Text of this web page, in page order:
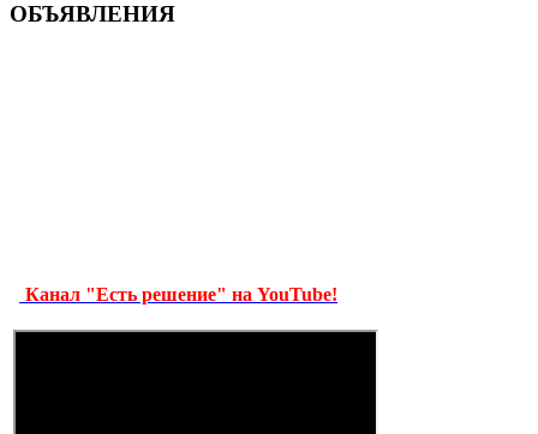
ОБЪЯВЛЕНИЯ
Канал "Есть решение" на YouTube!